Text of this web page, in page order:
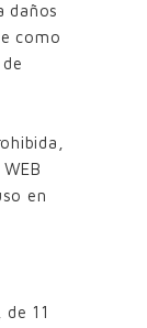
daños
como
en
11